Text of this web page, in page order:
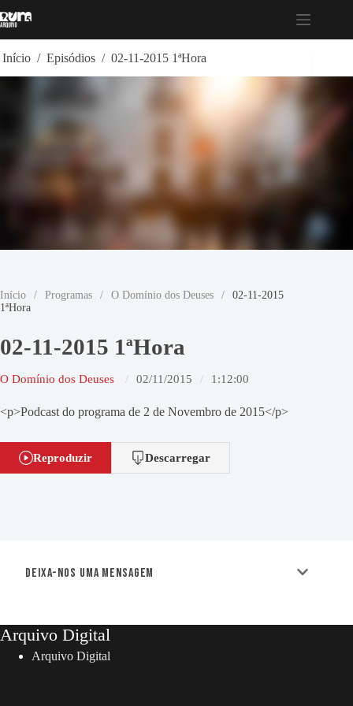
para
Início / Episódios / 02-11-2015 1ªHora
Início / Programas / O Domínio dos Deuses /
02-11-2015
1ªHora
02-11-2015 1ªHora
O Domínio dos Deuses 02/11/2015 1:12:00
<p>Podcast do programa de 2 de Novembro de 2015</p>
Reproduzir Descarregar
Deixa-nos uma mensagem
Arquivo Digital
Arquivo Digital